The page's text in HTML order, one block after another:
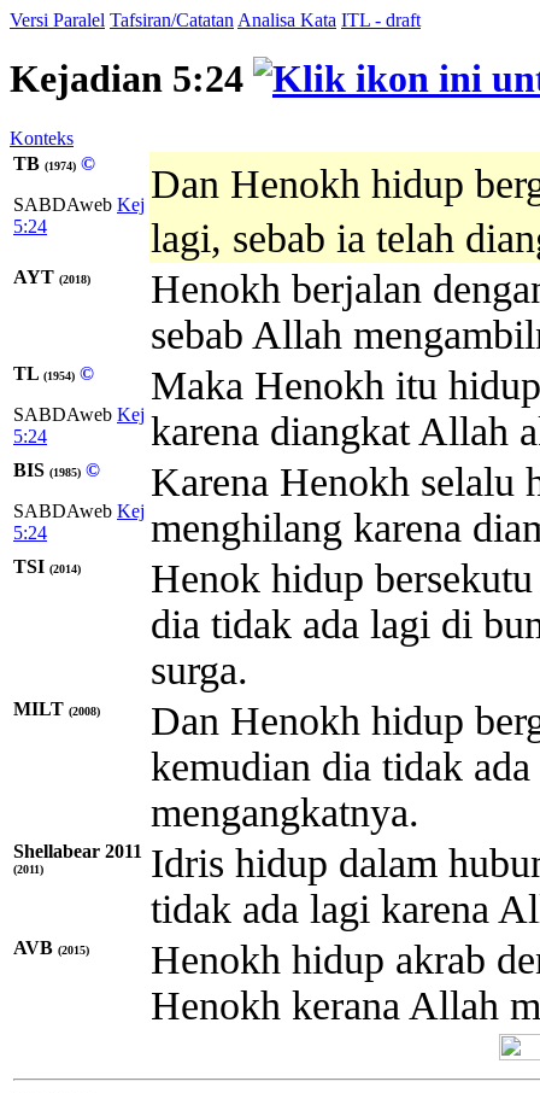
Versi Paralel Tafsiran/Catatan Analisa Kata ITL - draft
Kejadian 5:24
Konteks
TB (1974) ©
SABDAweb Kej
5:24
Dan Henokh hidup
lagi, sebab ia telah
AYT (2018)
Henokh berjalan
sebab Allah
TL (1954) ©
SABDAweb Kej
5:24
Maka Henokh itu
karena diangkat Allah
BIS (1985) ©
SABDAweb Kej
5:24
Karena Henokh selalu
menghilang karena
TSI (2014)
Henok hidup
dia tidak ada lagi di
surga.
MILT (2008)
Dan Henokh hidup
kemudian dia tidak
mengangkatnya.
Shellabear 2011
(2011)
Idris hidup dalam
tidak ada lagi karena
AVB (2015)
Henokh hidup akrab
Henokh kerana Allah